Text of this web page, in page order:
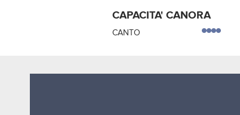
CAPACITA' CANORA
CANTO